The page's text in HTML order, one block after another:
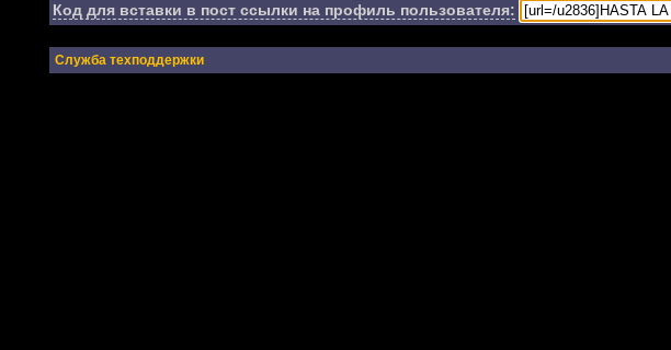
Код для вставки в пост ссылки на профиль пользователя:
Служба техподдержки